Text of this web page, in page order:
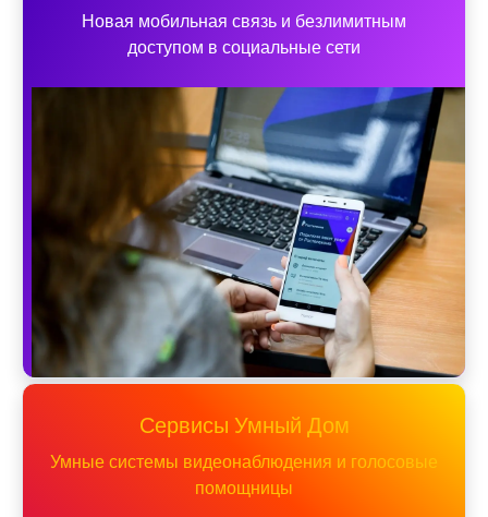
Новая мобильная связь и безлимитным
доступом в социальные сети
Сервисы Умный Дом
Умные системы видеонаблюдения и голосовые
помощницы